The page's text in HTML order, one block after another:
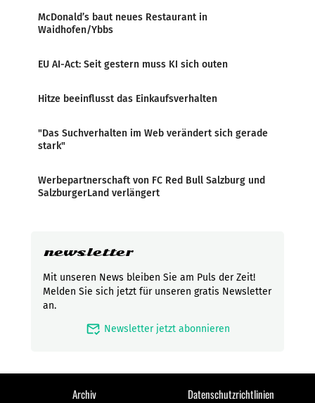
McDonald’s baut neues Restaurant in
Waidhofen/Ybbs
EU AI-Act: Seit gestern muss KI sich outen
Hitze beeinflusst das Einkaufsverhalten
"Das Suchverhalten im Web verändert sich gerade
stark"
Werbepartnerschaft von FC Red Bull Salzburg und
SalzburgerLand verlängert
newsletter
Mit unseren News bleiben Sie am Puls der Zeit!
Melden Sie sich jetzt für unseren gratis Newsletter
an.
mark_email_read Newsletter jetzt abonnieren
Archiv Datenschutzrichtlinien